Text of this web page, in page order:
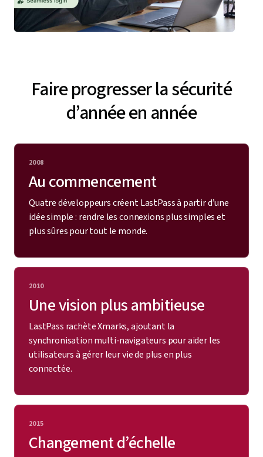
Faire progresser la sécurité
d’année en année
2008
Au commencement
Quatre développeurs créent LastPass à partir d’une
idée simple : rendre les connexions plus simples et
plus sûres pour tout le monde.
2010
Une vision plus ambitieuse
LastPass rachète Xmarks, ajoutant la
synchronisation multi-navigateurs pour aider les
utilisateurs à gérer leur vie de plus en plus
connectée.
2015
Changement d’échelle